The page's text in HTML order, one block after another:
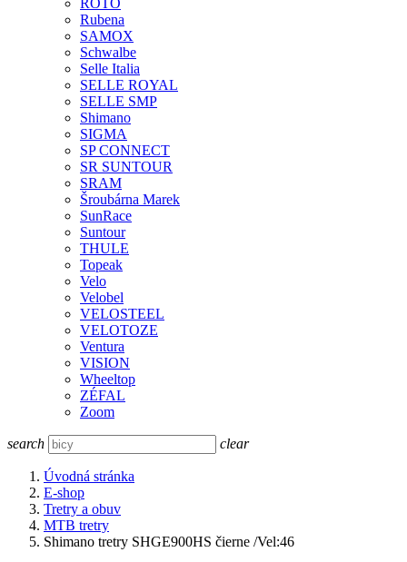
ROTO
Rubena
SAMOX
Schwalbe
Selle Italia
SELLE ROYAL
SELLE SMP
Shimano
SIGMA
SP CONNECT
SR SUNTOUR
SRAM
Šroubárna Marek
SunRace
Suntour
THULE
Topeak
Velo
Velobel
VELOSTEEL
VELOTOZE
Ventura
VISION
Wheeltop
ZÉFAL
Zoom
search clear
Úvodná stránka
E-shop
Tretry a obuv
MTB tretry
Shimano tretry SHGE900HS čierne /Vel:46